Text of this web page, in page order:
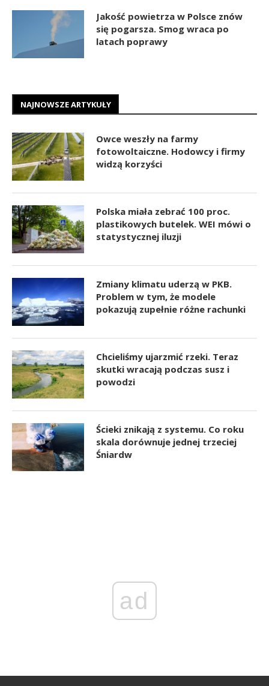
Jakość powietrza w Polsce znów
się pogarsza. Smog wraca po
latach poprawy
NAJNOWSZE ARTYKUŁY
Owce weszły na farmy
fotowoltaiczne. Hodowcy i firmy
widzą korzyści
Polska miała zebrać 100 proc.
plastikowych butelek. WEI mówi o
statystycznej iluzji
Zmiany klimatu uderzą w PKB.
Problem w tym, że modele
pokazują zupełnie różne rachunki
Chcieliśmy ujarzmić rzeki. Teraz
skutki wracają podczas susz i
powodzi
Ścieki znikają z systemu. Co roku
skala dorównuje jednej trzeciej
Śniardw
ad